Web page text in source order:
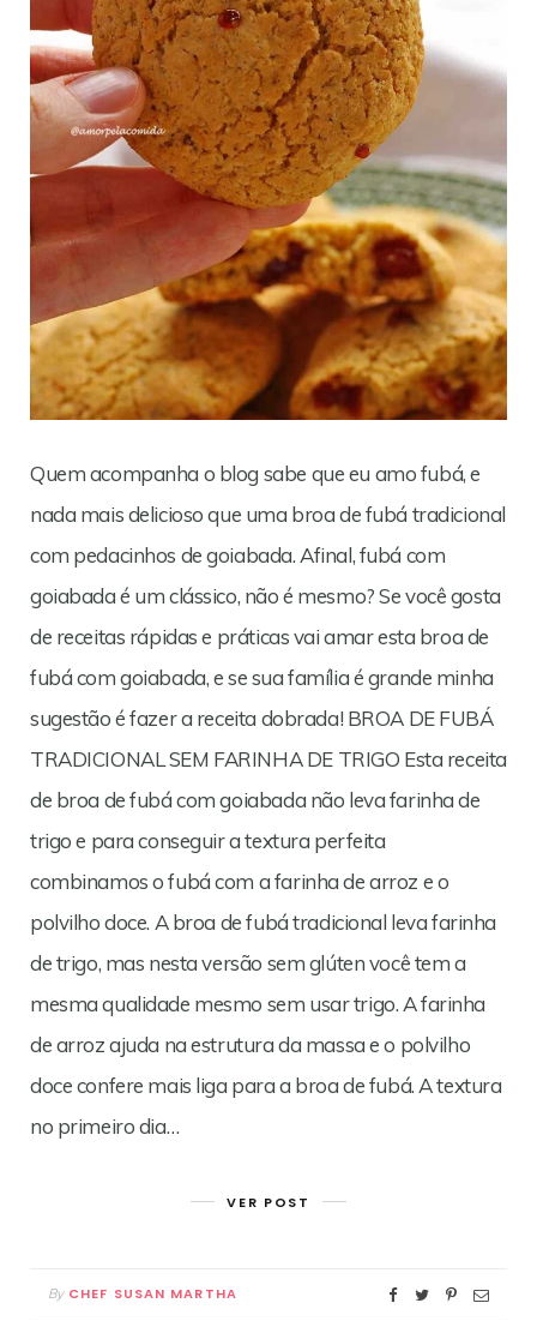
Quem acompanha o blog sabe que eu amo fubá, e
nada mais delicioso que uma broa de fubá tradicional
com pedacinhos de goiabada. Afinal, fubá com
goiabada é um clássico, não é mesmo? Se você gosta
de receitas rápidas e práticas vai amar esta broa de
fubá com goiabada, e se sua família é grande minha
sugestão é fazer a receita dobrada! BROA DE FUBÁ
TRADICIONAL SEM FARINHA DE TRIGO Esta receita
de broa de fubá com goiabada não leva farinha de
trigo e para conseguir a textura perfeita
combinamos o fubá com a farinha de arroz e o
polvilho doce. A broa de fubá tradicional leva farinha
de trigo, mas nesta versão sem glúten você tem a
mesma qualidade mesmo sem usar trigo. A farinha
de arroz ajuda na estrutura da massa e o polvilho
doce confere mais liga para a broa de fubá. A textura
no primeiro dia…
VER POST
By CHEF SUSAN MARTHA